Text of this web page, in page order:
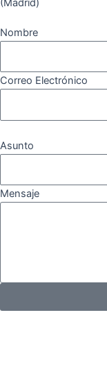
Nombre
Correo Electrónico
Asunto
Mensaje